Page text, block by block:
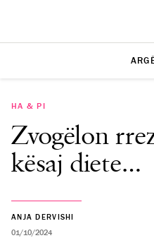
HA & PI
Zvogëlon
kësaj diete…
ANJA DERVISHI
01/10/2024